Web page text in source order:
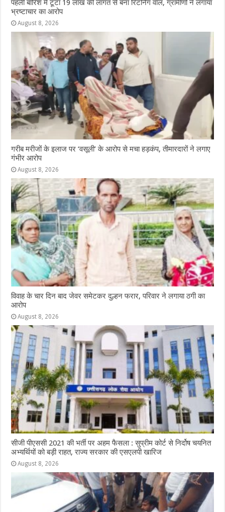
पहली बारिश में टूटा 19 लाख की लागत से बना रिटर्निंग वॉल, ग्रामीणों ने लगाया
भ्रष्टाचार का आरोप
August 8, 2026
गरीब मरीजों के इलाज पर ‘वसूली’ के आरोप से मचा हड़कंप, तीमारदारों ने लगाए
गंभीर आरोप
August 8, 2026
विवाह के चार दिन बाद जेवर समेटकर दुल्हन फरार, परिवार ने लगाया ठगी का
आरोप
August 8, 2026
सीजी पीएससी 2021 की भर्ती पर अहम फैसला : सुप्रीम कोर्ट से निर्दोष चयनित
अभ्यर्थियों को बड़ी राहत, राज्य सरकार की एसएलपी खारिज
August 8, 2026